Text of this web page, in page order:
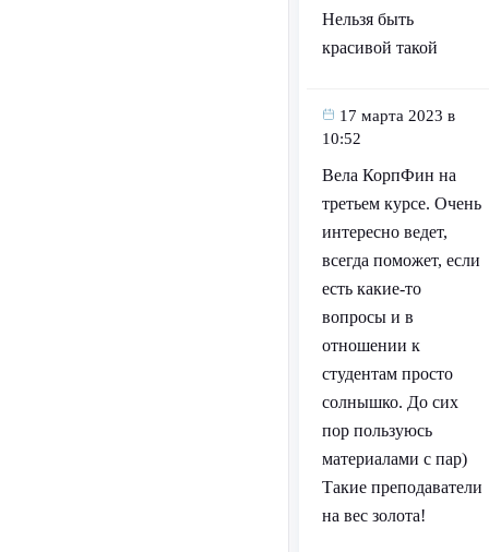
Нельзя быть
красивой такой
17 марта 2023 в
10:52
Вела КорпФин на
третьем курсе. Очень
интересно ведет,
всегда поможет, если
есть какие-то
вопросы и в
отношении к
студентам просто
солнышко. До сих
пор пользуюсь
материалами с пар)
Такие преподаватели
на вес золота!